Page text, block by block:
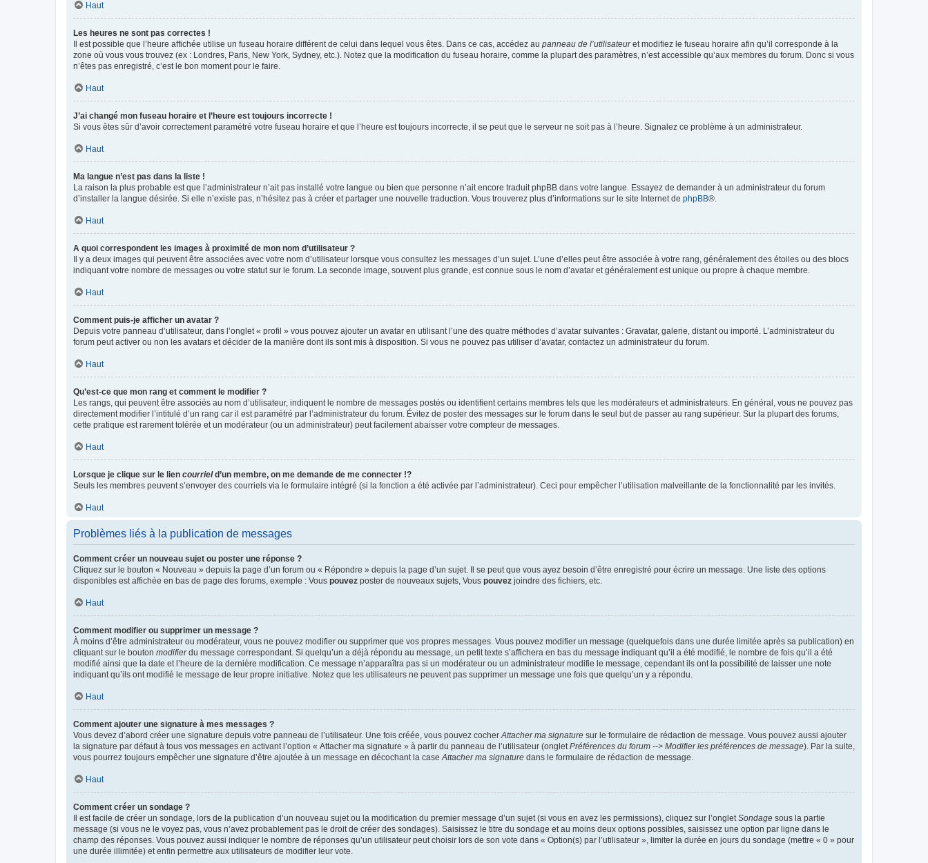
Haut
Les heures ne sont pas correctes !
Il est possible que l’heure affichée utilise un fuseau horaire différent de celui dans lequel vous êtes. Dans ce cas, accédez au panneau de l’utilisateuret modifiez le fuseau horaire afin qu’il corresponde à la
zone où vous vous trouvez (ex : Londres, Paris, New York, Sydney, etc.). Notez que la modification du fuseau horaire, comme la plupart des paramètres, n’est accessible qu’aux membres du forum. Donc si vous
n’êtes pas enregistré, c’est le bon moment pour le faire.
Haut
J’ai changé mon fuseau horaire et l’heure est toujours incorrecte !
Si vous êtes sûr d’avoir correctement paramétré votre fuseau horaire et que l’heure est toujours incorrecte, il se peut que le serveur ne soit pas à l’heure. Signalez ce problème à un administrateur.
Haut
Ma langue n’est pas dans la liste !
La raison la plus probable est que l’administrateur n’ait pas installé votre langue ou bien que personne n’ait encore traduit phpBB dans votre langue. Essayez de demander à un administrateur du forum
d’installer la langue désirée. Si elle n’existe pas, n’hésitez pas à créer et partager une nouvelle traduction. Vous trouverez plus d’informations sur le site Internet de phpBB®.
Haut
A quoi correspondent les images à proximité de mon nom d’utilisateur ?
Il y a deux images qui peuvent être associées avec votre nom d’utilisateur lorsque vous consultez les messages d’un sujet. L’une d’elles peut être associée à votre rang, généralement des étoiles ou des blocs
indiquant votre nombre de messages ou votre statut sur le forum. La seconde image, souvent plus grande, est connue sous le nom d’avatar et généralement est unique ou propre à chaque membre.
Haut
Comment puis-je afficher un avatar ?
Depuis votre panneau d’utilisateur, dans l’onglet « profil » vous pouvez ajouter un avatar en utilisant l’une des quatre méthodes d’avatar suivantes : Gravatar, galerie, distant ou importé. L’administrateur du
forum peut activer ou non les avatars et décider de la manière dont ils sont mis à disposition. Si vous ne pouvez pas utiliser d’avatar, contactez un administrateur du forum.
Haut
Qu’est-ce que mon rang et comment le modifier ?
Les rangs, qui peuvent être associés au nom d’utilisateur, indiquent le nombre de messages postés ou identifient certains membres tels que les modérateurs et administrateurs. En général, vous ne pouvez pas
directement modifier l’intitulé d’un rang car il est paramétré par l’administrateur du forum. Évitez de poster des messages sur le forum dans le seul but de passer au rang supérieur. Sur la plupart des forums,
cette pratique est rarement tolérée et un modérateur (ou un administrateur) peut facilement abaisser votre compteur de messages.
Haut
Lorsque je clique sur le lien courrield’un membre, on me demande de me connecter !?
Seuls les membres peuvent s’envoyer des courriels via le formulaire intégré (si la fonction a été activée par l’administrateur). Ceci pour empêcher l’utilisation malveillante de la fonctionnalité par les invités.
Haut
Problèmes liés à la publication de messages
Comment créer un nouveau sujet ou poster une réponse ?
Cliquez sur le bouton « Nouveau » depuis la page d’un forum ou « Répondre » depuis la page d’un sujet. Il se peut que vous ayez besoin d’être enregistré pour écrire un message. Une liste des options
disponibles est affichée en bas de page des forums, exemple : Vous pouvez poster de nouveaux sujets, Vous pouvez joindre des fichiers, etc.
Haut
Comment modifier ou supprimer un message ?
À moins d’être administrateur ou modérateur, vous ne pouvez modifier ou supprimer que vos propres messages. Vous pouvez modifier un message (quelquefois dans une durée limitée après sa publication) en
cliquant sur le bouton modifierdu message correspondant. Si quelqu’un a déjà répondu au message, un petit texte s’affichera en bas du message indiquant qu’il a été modifié, le nombre de fois qu’il a été
modifié ainsi que la date et l’heure de la dernière modification. Ce message n’apparaîtra pas si un modérateur ou un administrateur modifie le message, cependant ils ont la possibilité de laisser une note
indiquant qu’ils ont modifié le message de leur propre initiative. Notez que les utilisateurs ne peuvent pas supprimer un message une fois que quelqu’un y a répondu.
Haut
Comment ajouter une signature à mes messages ?
Vous devez d’abord créer une signature depuis votre panneau de l’utilisateur. Une fois créée, vous pouvez cocherAttacher ma signature sur le formulaire de rédaction de message. Vous pouvez aussi ajouter
la signature par défaut à tous vos messages en activant l’option « Attacher ma signature » à partir du panneau de l’utilisateur (ongletPréférences du forum --> Modifier les préférences de message). Par la suite,
vous pourrez toujours empêcher une signature d’être ajoutée à un message en décochant la caseAttacher ma signature dans le formulaire de rédaction de message.
Haut
Comment créer un sondage ?
Il est facile de créer un sondage, lors de la publication d’un nouveau sujet ou la modification du premier message d’un sujet (si vous en avez les permissions), cliquez sur l’ongletSondage sous la partie
message (si vous ne le voyez pas, vous n’avez probablement pas le droit de créer des sondages). Saisissez le titre du sondage et au moins deux options possibles, saisissez une option par ligne dans le
champ des réponses. Vous pouvez aussi indiquer le nombre de réponses qu’un utilisateur peut choisir lors de son vote dans « Option(s) par l’utilisateur », limiter la durée en jours du sondage (mettre « 0 » pour
une durée illimitée) et enfin permettre aux utilisateurs de modifier leur vote.